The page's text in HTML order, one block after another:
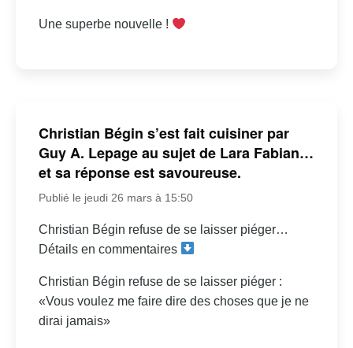
Une superbe nouvelle !
Christian Bégin s’est fait cuisiner par
Guy A. Lepage au sujet de Lara Fabian…
et sa réponse est savoureuse.
Publié le jeudi 26 mars à 15:50
Christian Bégin refuse de se laisser piéger…
Détails en commentaires
Christian Bégin refuse de se laisser piéger :
«Vous voulez me faire dire des choses que je ne
dirai jamais»